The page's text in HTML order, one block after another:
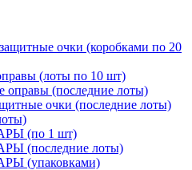
очки (коробками по 20
(лоты по 10 шт)
оправы (последние лоты)
очки (последние лоты)
(по 1 шт)
(последние лоты)
(упаковками)